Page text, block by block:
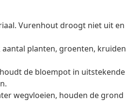
Vurenhout droogt niet uit en
planten, groenten, kruiden
de bloempot in uitstekende
wegvloeien, houden de grond